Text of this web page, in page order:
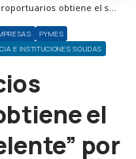
Corresponsables > Noticias > Multiservicios Aeroportuarios obtiene el sello “Madrid Excelente” por su compromiso con los fundamentos de excelencia empresarial
PYMES
E INSTITUCIONES SÓLIDAS
el
por